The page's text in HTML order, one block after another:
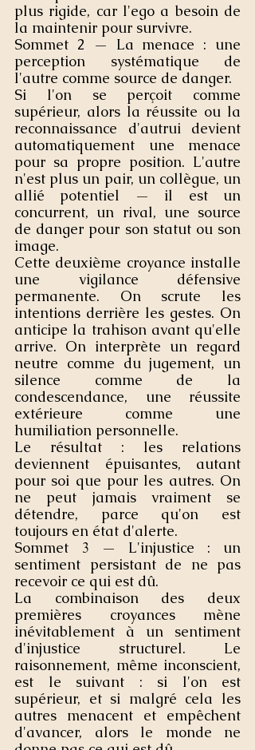
plus rigide, car l'ego a besoin de
la maintenir pour survivre.
Sommet 2 — La menace : une
perception systématique de
l'autre comme source de danger.
Si l'on se perçoit comme
supérieur, alors la réussite ou la
reconnaissance d'autrui devient
automatiquement une menace
pour sa propre position. L'autre
n'est plus un pair, un collègue, un
allié potentiel — il est un
concurrent, un rival, une source
de danger pour son statut ou son
image.
Cette deuxième croyance installe
une vigilance défensive
permanente. On scrute les
intentions derrière les gestes. On
anticipe la trahison avant qu'elle
arrive. On interprète un regard
neutre comme du jugement, un
silence comme de la
condescendance, une réussite
extérieure comme une
humiliation personnelle.
Le résultat : les relations
deviennent épuisantes, autant
pour soi que pour les autres. On
ne peut jamais vraiment se
détendre, parce qu'on est
toujours en état d'alerte.
Sommet 3 — L'injustice : un
sentiment persistant de ne pas
recevoir ce qui est dû.
La combinaison des deux
premières croyances mène
inévitablement à un sentiment
d'injustice structurel. Le
raisonnement, même inconscient,
est le suivant : si l'on est
supérieur, et si malgré cela les
autres menacent et empêchent
d'avancer, alors le monde ne